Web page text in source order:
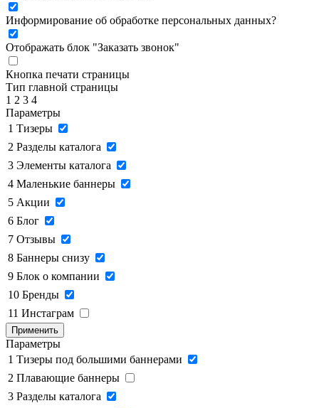
Информирование об обработке персональных данных?
Отображать блок "Заказать звонок"
Кнопка печати страницы
Тип главной страницы
1 2 3 4
Параметры
1 Тизеры
2 Разделы каталога
3 Элементы каталога
4 Маленькие баннеры
5 Акции
6 Блог
7 Отзывы
8 Баннеры снизу
9 Блок о компании
10 Бренды
11 Инстаграм
Применить
Параметры
1 Тизеры под большими баннерами
2 Плавающие баннеры
3 Разделы каталога